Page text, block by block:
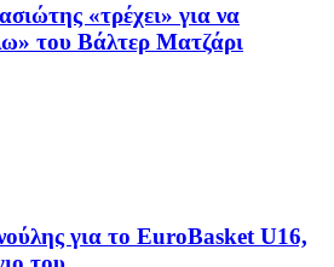
«τρέχει» για να
του Βάλτερ Ματζάρι
για το EuroBasket U16,